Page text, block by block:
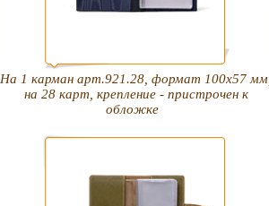
На 1 карман арт.921.28, формат 100х57 мм,
на 28 карт, крепление - пристрочен к
обложке